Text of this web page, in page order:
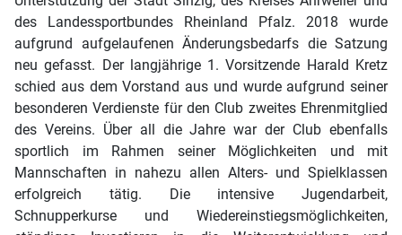
des Landessportbundes Rheinland Pfalz. 2018 wurde
aufgrund aufgelaufenen Änderungsbedarfs die Satzung
neu gefasst. Der langjährige 1. Vorsitzende Harald Kretz
schied aus dem Vorstand aus und wurde aufgrund seiner
besonderen Verdienste für den Club zweites Ehrenmitglied
des Vereins. Über all die Jahre war der Club ebenfalls
sportlich im Rahmen seiner Möglichkeiten und mit
Mannschaften in nahezu allen Alters- und Spielklassen
erfolgreich tätig. Die intensive Jugendarbeit,
Schnupperkurse und Wiedereinstiegsmöglichkeiten,